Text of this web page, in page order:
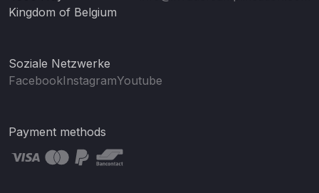
Kingdom of Belgium
Soziale Netzwerke
FacebookInstagramYoutube
Payment methods